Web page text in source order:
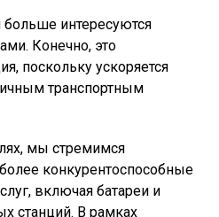
интересуются
Конечно, это
поскольку ускоряется
транспортным
мы стремимся
конкурентоспособные
включая батареи и
станций. В рамках